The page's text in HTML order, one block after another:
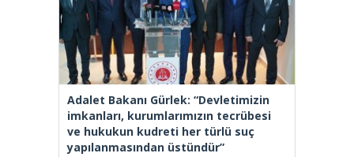
Adalet Bakanı Gürlek: “Devletimizin
imkanları, kurumlarımızın tecrübesi
ve hukukun kudreti her türlü suç
yapılanmasından üstündür”